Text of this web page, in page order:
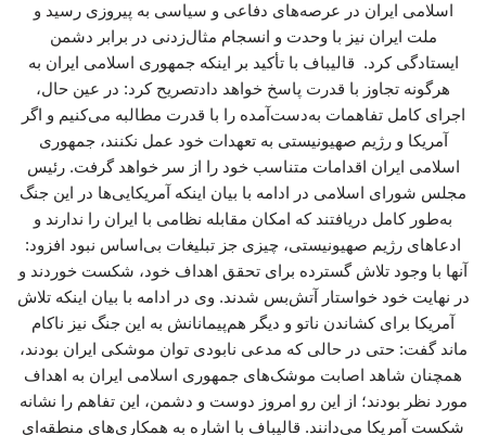
اسلامی ایران در عرصه‌های دفاعی و سیاسی به پیروزی رسید و
ملت ایران نیز با وحدت و انسجام مثال‌زدنی در برابر دشمن
ایستادگی کرد. قالیباف با تأکید بر اینکه جمهوری اسلامی ایران به
هرگونه تجاوز با قدرت پاسخ خواهد دادتصریح کرد: در عین حال،
اجرای کامل تفاهمات به‌دست‌آمده را با قدرت مطالبه می‌کنیم و اگر
آمریکا و رژیم صهیونیستی به تعهدات خود عمل نکنند، جمهوری
اسلامی ایران اقدامات متناسب خود را از سر خواهد گرفت. رئیس
مجلس شورای اسلامی در ادامه با بیان اینکه آمریکایی‌ها در این جنگ
به‌طور کامل دریافتند که امکان مقابله نظامی با ایران را ندارند و
ادعاهای رژیم صهیونیستی، چیزی جز تبلیغات بی‌اساس نبود افزود:
آنها با وجود تلاش گسترده برای تحقق اهداف خود، شکست خوردند و
در نهایت خود خواستار آتش‌بس شدند. وی در ادامه با بیان اینکه تلاش
آمریکا برای کشاندن ناتو و دیگر هم‌پیمانانش به این جنگ نیز ناکام
ماند گفت: حتی در حالی که مدعی نابودی توان موشکی ایران بودند،
همچنان شاهد اصابت موشک‌های جمهوری اسلامی ایران به اهداف
مورد نظر بودند؛ از این رو امروز دوست و دشمن، این تفاهم را نشانه
شکست آمریکا می‌دانند. قالیباف با اشاره به همکاری‌های منطقه‌ای